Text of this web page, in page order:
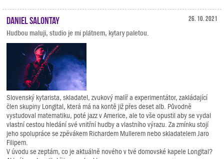
26. 10. 2021
Daniel Salontay
Hudbou maluji, studio je mi plátnem, kytary paletou.
Slovenský kytarista, skladatel, zvukový malíř a experimentátor, zakládající
člen skupiny Longital, která má na kontě již přes deset alb. Původně
vystudoval matematiku, poté jazz v Americe, ale to vše opustil aby se vydal
vlastní cestou hledání své vnitřní hudby a vlastního výrazu. Za zmínku stojí
jeho spolupráce se zpěvákem Richardem Mullerem nebo skladatelem Jaro
Filipem.
V úvodu se zeptám, co je aktuálně nového v tvé domovské kapele Longital?